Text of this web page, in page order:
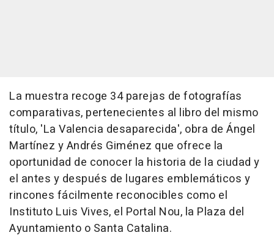
La muestra recoge 34 parejas de fotografías
comparativas, pertenecientes al libro del mismo
título, 'La Valencia desaparecida', obra de Ángel
Martínez y Andrés Giménez que ofrece la
oportunidad de conocer la historia de la ciudad y
el antes y después de lugares emblemáticos y
rincones fácilmente reconocibles como el
Instituto Luis Vives, el Portal Nou, la Plaza del
Ayuntamiento o Santa Catalina.